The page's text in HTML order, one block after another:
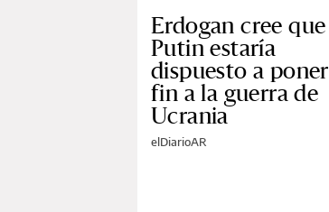
Erdogan cree que
Putin estaría
dispuesto a poner
fin a la guerra de
Ucrania
elDiarioAR